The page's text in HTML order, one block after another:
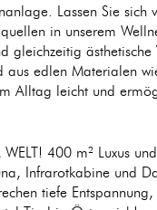
Lassen Sie
in unserem
gleichzeitig
aus edlen Materialen
Alltag leicht und
400 m² Luxus
Infrarotkabine und
tiefe